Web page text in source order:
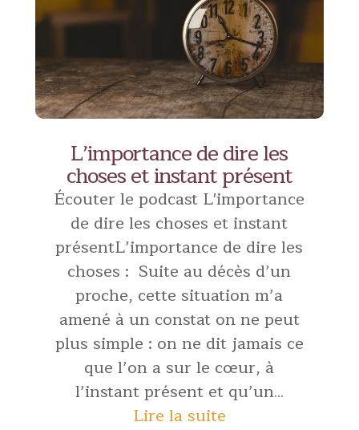
L’importance de dire les
choses et instant présent
Écouter le podcast L'importance
de dire les choses et instant
présentL’importance de dire les
choses : Suite au décès d’un
proche, cette situation m’a
amené à un constat on ne peut
plus simple : on ne dit jamais ce
que l’on a sur le cœur, à
l’instant présent et qu’un...
Lire la suite